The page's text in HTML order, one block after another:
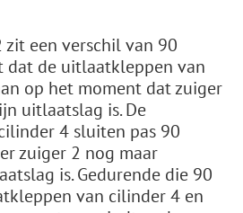
zit een verschil van 90
dat de uitlaatkleppen van
op het moment dat zuiger
uitlaatslag is. De
4 sluiten pas 90
zuiger 2 nog maar
is. Gedurende die 90
van cilinder 4 en